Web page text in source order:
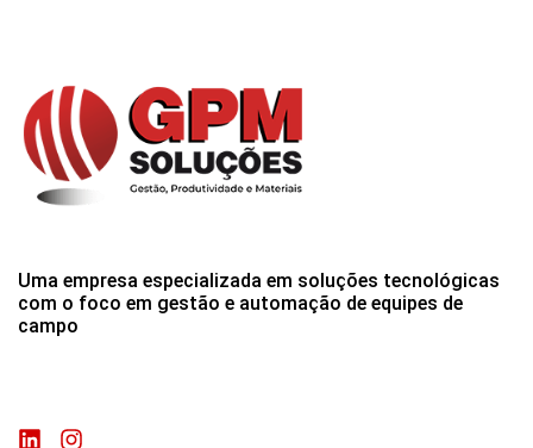
Uma empresa especializada em soluções tecnológicas
com o foco em gestão e automação de equipes de
campo